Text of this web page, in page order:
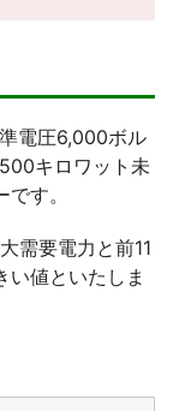
電圧6,000ボル
キロワット未
す。
需要電力と前11
い値といたしま